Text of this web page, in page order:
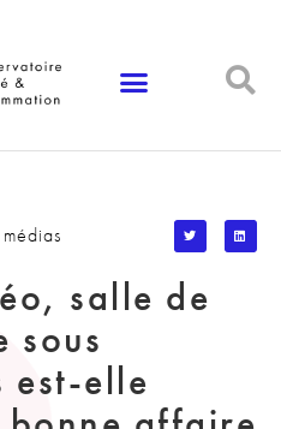
salle de
sous
est-elle